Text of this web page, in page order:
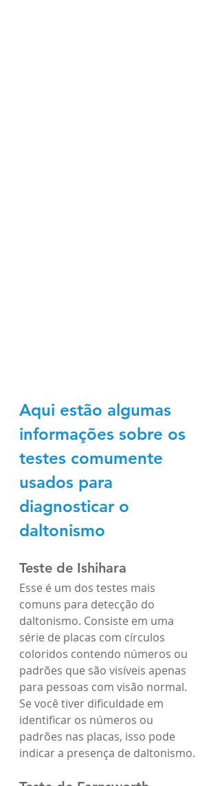
Aqui estão algumas
informações sobre os
testes comumente
usados para
diagnosticar o
daltonismo
Teste de Ishihara
Esse é um dos testes mais
comuns para detecção do
daltonismo. Consiste em uma
série de placas com círculos
coloridos contendo números ou
padrões que são visíveis apenas
para pessoas com visão normal.
Se você tiver dificuldade em
identificar os números ou
padrões nas placas, isso pode
indicar a presença de daltonismo.